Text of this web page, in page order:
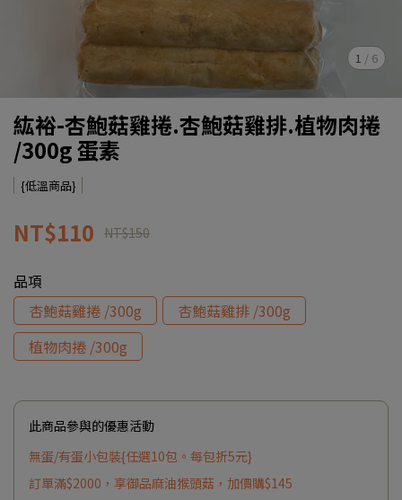
1 / 6
紘裕-杏鮑菇雞捲.杏鮑菇雞排.植物肉捲
/300g 蛋素
{低溫商品}
NT$110 NT$150
品項
杏鮑菇雞捲 /300g
杏鮑菇雞排 /300g
植物肉捲 /300g
此商品參與的優惠活動
無蛋/有蛋小包裝{任選10包。每包折5元}
訂單滿$2000，享御品麻油猴頭菇，加價購$145